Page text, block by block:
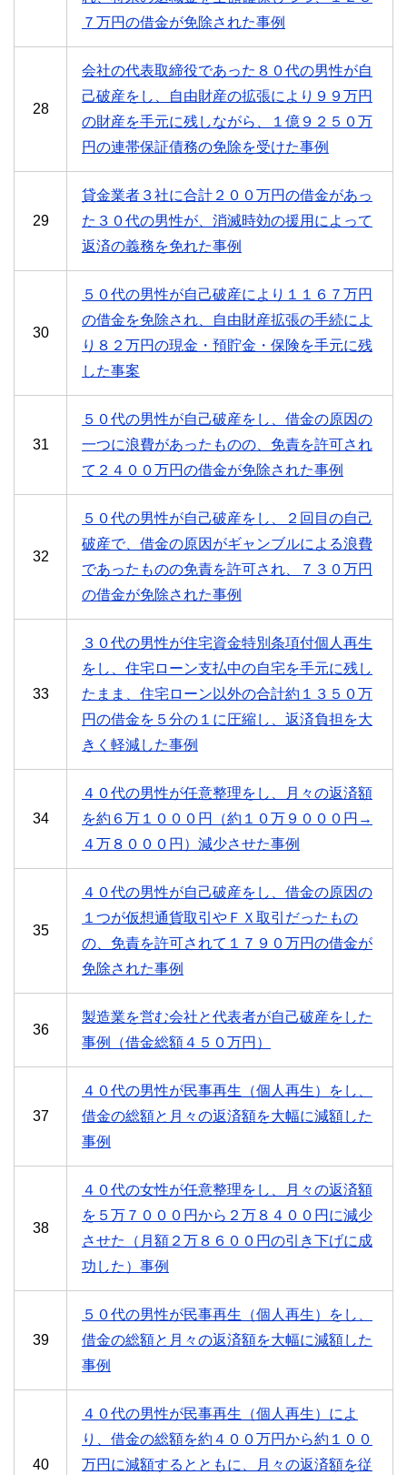
７万円の借金が免除された事例
28
会社の代表取締役であった８０代の男性が自
己破産をし、自由財産の拡張により９９万円
の財産を手元に残しながら、１億９２５０万
円の連帯保証債務の免除を受けた事例
29
貸金業者３社に合計２００万円の借金があっ
た３０代の男性が、消滅時効の援用によって
返済の義務を免れた事例
30
５０代の男性が自己破産により１１６７万円
の借金を免除され、自由財産拡張の手続によ
り８２万円の現金・預貯金・保険を手元に残
した事案
31
５０代の男性が自己破産をし、借金の原因の
一つに浪費があったものの、免責を許可され
て２４００万円の借金が免除された事例
32
５０代の男性が自己破産をし、２回目の自己
破産で、借金の原因がギャンブルによる浪費
であったものの免責を許可され、７３０万円
の借金が免除された事例
33
３０代の男性が住宅資金特別条項付個人再生
をし、住宅ローン支払中の自宅を手元に残し
たまま、住宅ローン以外の合計約１３５０万
円の借金を５分の１に圧縮し、返済負担を大
きく軽減した事例
34
４０代の男性が任意整理をし、月々の返済額
を約６万１０００円（約１０万９０００円→
４万８０００円）減少させた事例
35
４０代の男性が自己破産をし、借金の原因の
１つが仮想通貨取引やＦＸ取引だったもの
の、免責を許可されて１７９０万円の借金が
免除された事例
36
製造業を営む会社と代表者が自己破産をした
事例（借金総額４５０万円）
37
４０代の男性が民事再生（個人再生）をし、
借金の総額と月々の返済額を大幅に減額した
事例
38
４０代の女性が任意整理をし、月々の返済額
を５万７０００円から２万８４００円に減少
させた（月額２万８６００円の引き下げに成
功した）事例
39
５０代の男性が民事再生（個人再生）をし、
借金の総額と月々の返済額を大幅に減額した
事例
40
４０代の男性が民事再生（個人再生）によ
り、借金の総額を約４００万円から約１００
万円に減額するとともに、月々の返済額を従